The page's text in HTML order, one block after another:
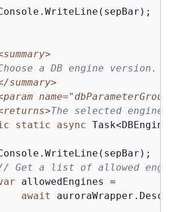
a DB engine version.
summary>
The selected engine
static async
Get a list of allowed
allowedEngines =
await